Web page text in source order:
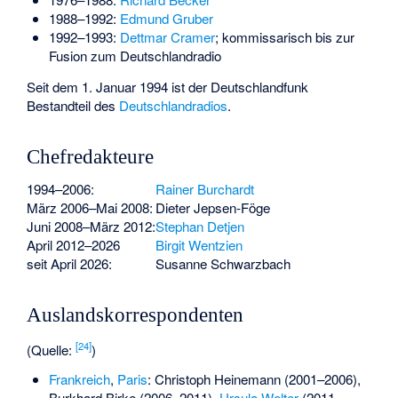
1988–1992: Edmund Gruber
1992–1993: Dettmar Cramer; kommissarisch bis zur
Fusion zum Deutschlandradio
Seit dem 1. Januar 1994 ist der Deutschlandfunk
Bestandteil des Deutschlandradios.
Chefredakteure
1994–2006:
Rainer Burchardt
März 2006–Mai 2008: Dieter Jepsen-Föge
Juni 2008–März 2012:Stephan Detjen
April 2012–2026
Birgit Wentzien
seit April 2026:
Susanne Schwarzbach
Auslandskorrespondenten
(Quelle:[24])
Frankreich, Paris: Christoph Heinemann(2001–2006),